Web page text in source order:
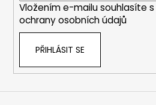
Vložením e-mailu souhlasíte s
ochrany osobních údajů
PŘIHLÁSIT SE